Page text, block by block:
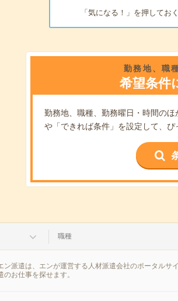
「気になる！」を押してお
勤務地、職
希望条件
勤務地、職種、勤務曜日・時間のほ
や「できれば条件」を設定して、
職種
派遣は、エンが運営する人材派遣会社のポータル
お仕事を探せます。